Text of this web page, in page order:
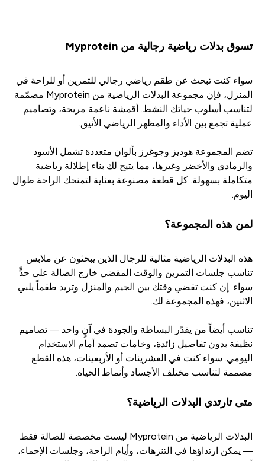
تسوق بدلات رياضية رجالية من Myprotein
سواء كنت تبحث عن طقم رياضي رجالي للتمرين أو للراحة في
المنزل، فإن مجموعة البدلات الرياضية من Myprotein مصمّمة
لتناسب أسلوب حياتك النشط. أقمشة ناعمة مريحة، وتصاميم
عملية تجمع بين الأداء والمظهر الرياضي الأنيق.
تضم المجموعة هوديز وجوغرز بألوان متعددة تشمل الأسود
والرمادي والأخضر وغيرها، مما يتيح لك بناء إطلالة رياضية
متكاملة بسهولة. كل قطعة مصنوعة بعناية لتمنحك الراحة طوال
اليوم.
لمن هذه المجموعة؟
هذه البدلات الرياضية مثالية للرجال الذين يبحثون عن ملابس
تناسب جلسات التمرين والوقت المقضي خارج الصالة على حدٍّ
سواء. إن كنت تقضي وقتك بين الجيم والمنزل وتريد طقماً يلبي
الاثنين، فهذه المجموعة لك.
تناسب أيضاً من يقدّر البساطة والجودة في آنٍ واحد — تصاميم
نظيفة بدون تفاصيل زائدة، وخامات تصمد أمام الاستخدام
اليومي. سواء كنت في العشرينات أو الأربعينات، هذه القطع
مصممة لتناسب مختلف الأجساد وأنماط الحياة.
متى تارتدي البدلات الرياضية؟
البدلات الرياضية من Myprotein ليست مخصصة للصالة فقط
— يمكن ارتداؤها في التنزهات، وأيام الراحة، وجلسات الإحماء،